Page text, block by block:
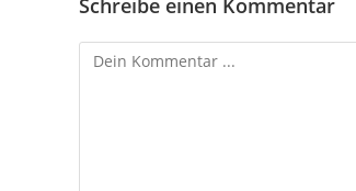
Schreibe einen Kommentar
Kommentieren